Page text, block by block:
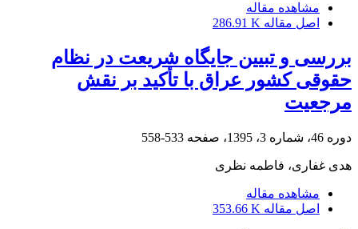
مشاهده مقاله
اصل مقاله 286.91 K
بررسی و تبیین جایگاه شریعت در نظام
حقوقی کشور عراق با تأکید بر نقش
مرجعیت
دوره 46، شماره 3، 1395، صفحه 533-558
هدی غفاری، فاطمه نظری
مشاهده مقاله
اصل مقاله 353.66 K